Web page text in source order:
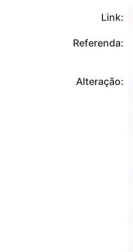
Link:
Referenda:
Alteração: